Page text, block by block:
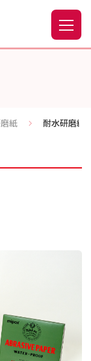
紙 耐水研磨紙